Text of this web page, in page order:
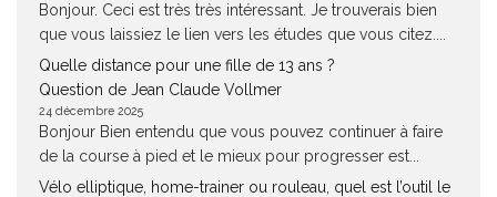
Bonjour. Ceci est très très intéressant. Je trouverais bien
que vous laissiez le lien vers les études que vous citez....
Quelle distance pour une fille de 13 ans ?
Question de Jean Claude Vollmer
24 décembre 2025
Bonjour Bien entendu que vous pouvez continuer à faire
de la course à pied et le mieux pour progresser est...
Vélo elliptique, home-trainer ou rouleau, quel est l’outil le